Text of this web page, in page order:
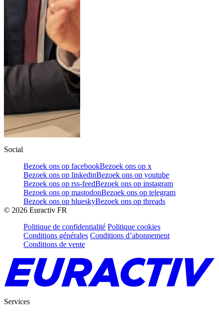
Social
Bezoek ons op facebookBezoek ons op x
Bezoek ons op linkedinBezoek ons op youtube
Bezoek ons op rss-feedBezoek ons op instagram
Bezoek ons op mastodonBezoek ons op telegram
Bezoek ons op blueskyBezoek ons op threads
© 2026 Euractiv FR
Politique de confidentialité Politique cookies
Conditions générales Conditions d’abonnement
Conditions de vente
Services